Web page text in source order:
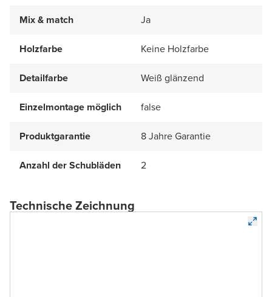
Mix & match Ja
Holzfarbe Keine Holzfarbe
Detailfarbe Weiß glänzend
Einzelmontage möglich false
Produktgarantie 8 Jahre Garantie
Anzahl der Schubläden 2
Technische Zeichnung